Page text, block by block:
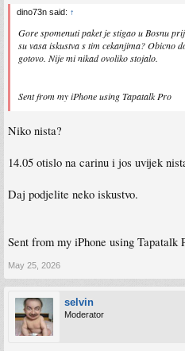
dino73n said: ↑
Gore spomenuti paket je stigao u Bosnu
su vasa iskustva s tim cekanjima? Obicno
gotovo. Nije mi nikad ovoliko stojalo.
Sent from my iPhone using Tapatalk Pro
Niko nista?
14.05 otislo na carinu i jos uvijek
Daj podjelite neko iskustvo.
Sent from my iPhone using Tapatalk
May 25, 2026
selvin
Moderator